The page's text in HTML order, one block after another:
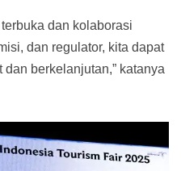
dan kolaborasi
dan regulator, kita dapat
berkelanjutan,” katanya